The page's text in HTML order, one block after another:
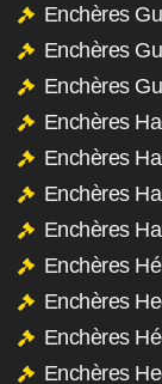
Enchères
Enchères
Enchères
Enchères
Enchères
Enchères
Enchères
Enchères
Enchères
Enchères
Enchères